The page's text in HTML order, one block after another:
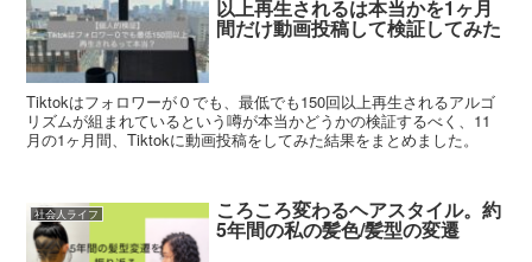
以上再生されるは本当かを1ヶ月
間だけ動画投稿して検証してみた
Tiktokはフォロワーが０でも、最低でも150回以上再生されるアルゴ
リズムが組まれているという噂が本当かどうかの検証するべく、11
月の1ヶ月間、Tiktokに動画投稿をしてみた結果をまとめました。
社会人ライフ ころころ変わるヘアスタイル。約
5年間の私の髪色/髪型の変遷